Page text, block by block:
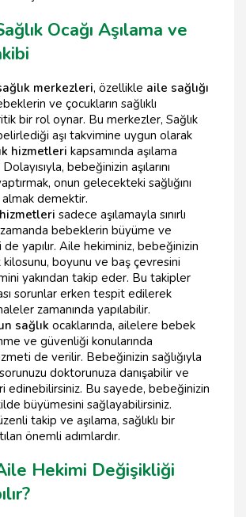
Ocağı Aşılama ve
merkezleri, özellikle aile sağlığı
ve çocukların sağlıklı
bir rol oynar. Bu merkezler, Sağlık
belirlediği aşı takvimine uygun olarak
hizmetleri kapsamında aşılama
bebeğinizin aşılarını
onun gelecekteki sağlığını
almak demektir.
sadece aşılamayla sınırlı
bebeklerin büyüme ve
yapılır. Aile hekiminiz, bebeğinizin
boyunu ve baş çevresini
yakından takip eder. Bu takipler
sorunlar erken tespit edilerek
zamanında yapılabilir.
sağlık ocaklarında, ailelere bebek
ve güvenliği konularında
de verilir. Bebeğinizin sağlığıyla
doktorunuza danışabilir ve
edinebilirsiniz. Bu sayede, bebeğinizin
büyümesini sağlayabilirsiniz.
takip ve aşılama, sağlıklı bir
önemli adımlardır.
Hekimi Değişikliği